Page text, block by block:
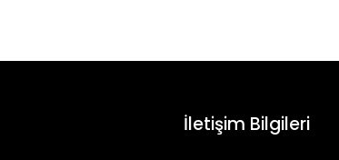
İletişim Bilgileri